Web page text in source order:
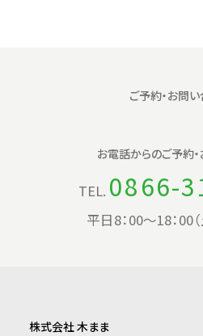
ご予約・お問
お電話からのご予約
TEL. 0866-
平日8：00〜18：00
株式会社 木まま